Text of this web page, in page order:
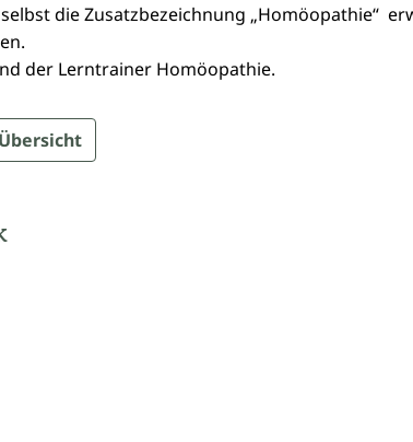
selbst die Zusatzbezeichnung „Homöopathie“
der Lerntrainer Homöopathie.